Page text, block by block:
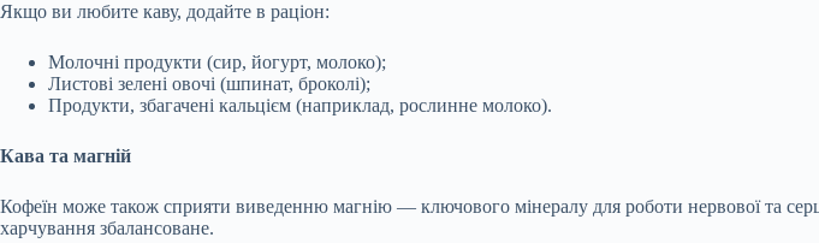
Якщо ви любите каву, додайте в раціон:
Молочні продукти (сир, йогурт, молоко);
Листові зелені овочі (шпинат, броколі);
Продукти, збагачені кальцієм (наприклад, рослинне молоко).
Кава та магній
Кофеїн може також сприяти виведенню магнію — ключового мінералу для роботи нервової та
харчування збалансоване.